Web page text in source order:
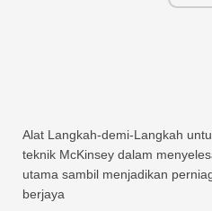
Alat Langkah-demi-Langkah
teknik McKinsey dalam
utama sambil menjadikan
berjaya